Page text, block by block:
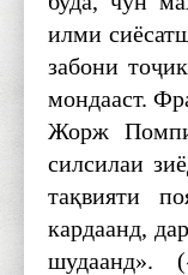
илми
забони
мондааст.
Жорж
силсилаи
тақвияти
кардаанд,
шудаанд».